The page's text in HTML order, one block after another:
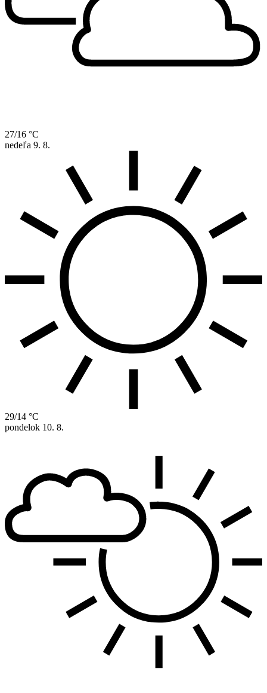
27/16 °C
nedeľa 9. 8.
29/14 °C
pondelok 10. 8.